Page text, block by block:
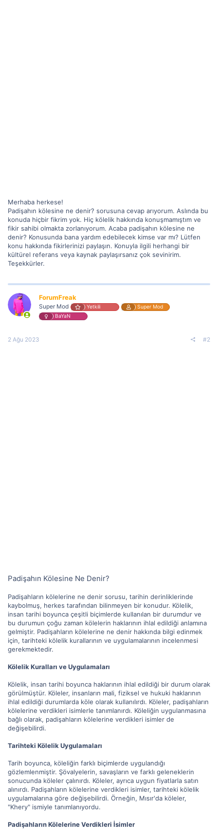
Merhaba herkese!
Padişahın kölesine ne denir? sorusuna cevap arıyorum. Aslında bu
konuda hiçbir fikrim yok. Hiç kölelik hakkında konuşmamıştım ve
fikir sahibi olmakta zorlanıyorum. Acaba padişahın kölesine ne
denir? Konusunda bana yardım edebilecek kimse var mı? Lütfen
konu hakkında fikirlerinizi paylaşın. Konuyla ilgili herhangi bir
kültürel referans veya kaynak paylaşırsanız çok sevinirim.
Teşekkürler.
ForumFreak
Super Mod Yetkili
Super Mod
BaYaN
2 Ağu 2023 #2
Padişahın Kölesine Ne Denir?
Padişahların kölelerine ne denir sorusu, tarihin derinliklerinde
kaybolmuş, herkes tarafından bilinmeyen bir konudur. Kölelik,
insan tarihi boyunca çeşitli biçimlerde kullanılan bir durumdur ve
bu durumun çoğu zaman kölelerin haklarının ihlal edildiği anlamına
gelmiştir. Padişahların kölelerine ne denir hakkında bilgi edinmek
için, tarihteki kölelik kurallarının ve uygulamalarının incelenmesi
gerekmektedir.
Kölelik Kuralları ve Uygulamaları
Kölelik, insan tarihi boyunca haklarının ihlal edildiği bir durum olarak
görülmüştür. Köleler, insanların mali, fiziksel ve hukuki haklarının
ihlal edildiği durumlarda köle olarak kullanılırdı. Köleler, padişahların
kölelerine verdikleri isimlerle tanımlanırdı. Köleliğin uygulanmasına
bağlı olarak, padişahların kölelerine verdikleri isimler de
değişebilirdi.
Tarihteki Kölelik Uygulamaları
Tarih boyunca, köleliğin farklı biçimlerde uygulandığı
gözlemlenmiştir. Şövalyelerin, savaşların ve farklı geleneklerin
sonucunda köleler çalınırdı. Köleler, ayrıca uygun fiyatlarla satın
alınırdı. Padişahların kölelerine verdikleri isimler, tarihteki kölelik
uygulamalarına göre değişebilirdi. Örneğin, Mısır'da köleler,
"Khery" ismiyle tanımlanıyordu.
Padişahların Kölelerine Verdikleri İsimler